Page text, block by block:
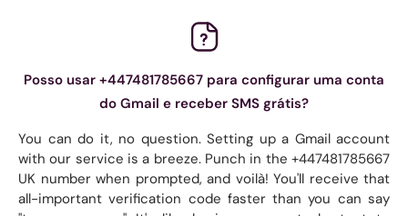
Posso usar +447481785667 para configurar uma conta
do Gmail e receber SMS grátis?
You can do it, no question. Setting up a Gmail account
with our service is a breeze. Punch in the +447481785667
UK number when prompted, and voilà! You'll receive that
all-important verification code faster than you can say